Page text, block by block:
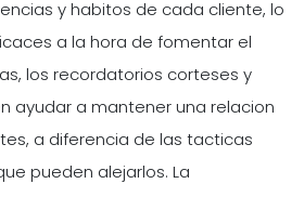
y habitos de cada cliente, lo
a la hora de fomentar el
los recordatorios corteses y
ayudar a mantener una relacion
a diferencia de las tacticas
pueden alejarlos. La